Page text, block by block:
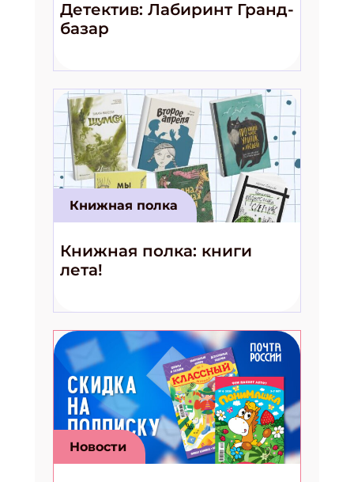
Детектив: Лабиринт Гранд-
базар
Книжная полка
Книжная полка: книги
лета!
Новости